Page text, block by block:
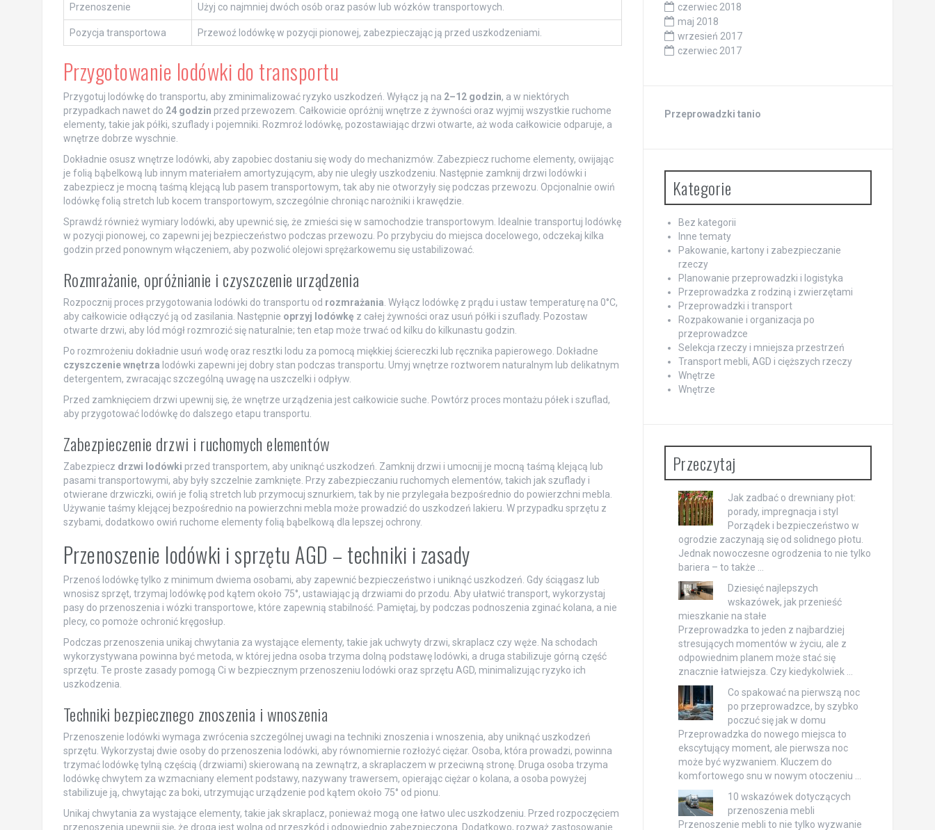
Przenoszenie Użyj co najmniej dwóch osób oraz pasów lub wózków transportowych.
Pozycja transportowa Przewoź lodówkę w pozycji pionowej, zabezpieczając ją przed uszkodzeniami.
Przygotowanie lodówki do transportu
Przygotuj lodówkę do transportu, aby zminimalizować ryzyko uszkodzeń. Wyłącz ją na 2–12 godzin, a w niektórych
przypadkach nawet do 24 godzin przed przewozem. Całkowicie opróżnij wnętrze z żywności oraz wyjmij wszystkie ruchome
elementy, takie jak półki, szuflady i pojemniki. Rozmroź lodówkę, pozostawiając drzwi otwarte, aż woda całkowicie odparuje, a
wnętrze dobrze wyschnie.
Dokładnie osusz wnętrze lodówki, aby zapobiec dostaniu się wody do mechanizmów. Zabezpiecz ruchome elementy, owijając
je folią bąbelkową lub innym materiałem amortyzującym, aby nie uległy uszkodzeniu. Następnie zamknij drzwi lodówki i
zabezpiecz je mocną taśmą klejącą lub pasem transportowym, tak aby nie otworzyły się podczas przewozu. Opcjonalnie owiń
lodówkę folią stretch lub kocem transportowym, szczególnie chroniąc narożniki i krawędzie.
Sprawdź również wymiary lodówki, aby upewnić się, że zmieści się w samochodzie transportowym. Idealnie transportuj lodówkę
w pozycji pionowej, co zapewni jej bezpieczeństwo podczas przewozu. Po przybyciu do miejsca docelowego, odczekaj kilka
godzin przed ponownym włączeniem, aby pozwolić olejowi sprężarkowemu się ustabilizować.
Rozmrażanie, opróżnianie i czyszczenie urządzenia
Rozpocznij proces przygotowania lodówki do transportu od rozmrażania . Wyłącz lodówkę z prądu i ustaw temperaturę na 0°C,
aby całkowicie odłączyć ją od zasilania. Następnie oprzyj lodówkę z całej żywności oraz usuń półki i szuflady. Pozostaw
otwarte drzwi, aby lód mógł rozmrozić się naturalnie; ten etap może trwać od kilku do kilkunastu godzin.
Po rozmrożeniu dokładnie usuń wodę oraz resztki lodu za pomocą miękkiej ściereczki lub ręcznika papierowego. Dokładne
czyszczenie wnętrza lodówki zapewni jej dobry stan podczas transportu. Umyj wnętrze roztworem naturalnym lub delikatnym
detergentem, zwracając szczególną uwagę na uszczelki i odpływ.
Przed zamknięciem drzwi upewnij się, że wnętrze urządzenia jest całkowicie suche. Powtórz proces montażu półek i szuflad,
aby przygotować lodówkę do dalszego etapu transportu.
Zabezpieczenie drzwi i ruchomych elementów
Zabezpiecz drzwi lodówki przed transportem, aby uniknąć uszkodzeń. Zamknij drzwi i umocnij je mocną taśmą klejącą lub
pasami transportowymi, aby były szczelnie zamknięte. Przy zabezpieczaniu ruchomych elementów, takich jak szuflady i
otwierane drzwiczki, owiń je folią stretch lub przymocuj sznurkiem, tak by nie przylegała bezpośrednio do powierzchni mebla.
Używanie taśmy klejącej bezpośrednio na powierzchni mebla może prowadzić do uszkodzeń lakieru. W przypadku sprzętu z
szybami, dodatkowo owiń ruchome elementy folią bąbelkową dla lepszej ochrony.
Przenoszenie lodówki i sprzętu AGD – techniki i zasady
Przenoś lodówkę tylko z minimum dwiema osobami, aby zapewnić bezpieczeństwo i uniknąć uszkodzeń. Gdy ściągasz lub
wnosisz sprzęt, trzymaj lodówkę pod kątem około 75°, ustawiając ją drzwiami do przodu. Aby ułatwić transport, wykorzystaj
pasy do przenoszenia i wózki transportowe, które zapewnią stabilność. Pamiętaj, by podczas podnoszenia zginać kolana, a nie
plecy, co pomoże ochronić kręgosłup.
Podczas przenoszenia unikaj chwytania za wystające elementy, takie jak uchwyty drzwi, skraplacz czy węże. Na schodach
wykorzystywana powinna być metoda, w której jedna osoba trzyma dolną podstawę lodówki, a druga stabilizuje górną część
sprzętu. Te proste zasady pomogą Ci w bezpiecznym przenoszeniu lodówki oraz sprzętu AGD, minimalizując ryzyko ich
uszkodzenia.
Techniki bezpiecznego znoszenia i wnoszenia
Przenoszenie lodówki wymaga zwrócenia szczególnej uwagi na techniki znoszenia i wnoszenia, aby uniknąć uszkodzeń
sprzętu. Wykorzystaj dwie osoby do przenoszenia lodówki, aby równomiernie rozłożyć ciężar. Osoba, która prowadzi, powinna
trzymać lodówkę tylną częścią (drzwiami) skierowaną na zewnątrz, a skraplaczem w przeciwną stronę. Druga osoba trzyma
lodówkę chwytem za wzmacniany element podstawy, nazywany trawersem, opierając ciężar o kolana, a osoba powyżej
stabilizuje ją, chwytając za boki, utrzymując urządzenie pod kątem około 75° od pionu.
Unikaj chwytania za wystające elementy, takie jak skraplacz, ponieważ mogą one łatwo ulec uszkodzeniu. Przed rozpoczęciem
przenoszenia upewnij się, że droga jest wolna od przeszkód i odpowiednio zabezpieczona. Dodatkowo, rozważ zastosowanie
czerwiec 2018
maj 2018
wrzesień 2017
czerwiec 2017
Przeprowadzki tanio
Kategorie
Bez kategorii
Inne tematy
Pakowanie, kartony i zabezpieczanie
rzeczy
Planowanie przeprowadzki i logistyka
Przeprowadzka z rodziną i zwierzętami
Przeprowadzki i transport
Rozpakowanie i organizacja po
przeprowadzce
Selekcja rzeczy i mniejsza przestrzeń
Transport mebli, AGD i cięższych rzeczy
Wnętrze
Wnętrze
Przeczytaj
Jak zadbać o drewniany płot:
porady, impregnacja i styl
Porządek i bezpieczeństwo w
ogrodzie zaczynają się od solidnego płotu.
Jednak nowoczesne ogrodzenia to nie tylko
bariera – to także …
Dziesięć najlepszych
wskazówek, jak przenieść
mieszkanie na stałe
Przeprowadzka to jeden z najbardziej
stresujących momentów w życiu, ale z
odpowiednim planem może stać się
znacznie łatwiejsza. Czy kiedykolwiek …
Co spakować na pierwszą noc
po przeprowadzce, by szybko
poczuć się jak w domu
Przeprowadzka do nowego miejsca to
ekscytujący moment, ale pierwsza noc
może być wyzwaniem. Kluczem do
komfortowego snu w nowym otoczeniu …
10 wskazówek dotyczących
przenoszenia mebli
Przenoszenie mebli to nie tylko wyzwanie